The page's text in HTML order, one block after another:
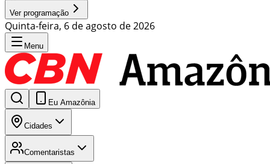
Ver programação
Quinta-feira, 6 de agosto de 2026
Menu
Eu Amazônia
Cidades
Comentaristas